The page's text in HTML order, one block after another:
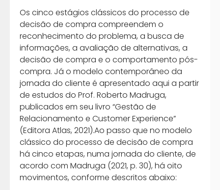
Os cinco estágios clássicos do processo de
decisão de compra compreendem o
reconhecimento do problema, a busca de
informações, a avaliação de alternativas, a
decisão de compra e o comportamento pós-
compra. Já o modelo contemporâneo da
jornada do cliente é apresentado aqui a partir
de estudos do Prof. Roberto Madruga,
publicados em seu livro “Gestão de
Relacionamento e Customer Experience”
(Editora Atlas, 2021).Ao passo que no modelo
clássico do processo de decisão de compra
há cinco etapas, numa jornada do cliente, de
acordo com Madruga (2021, p. 30), há oito
movimentos, conforme descritos abaixo: